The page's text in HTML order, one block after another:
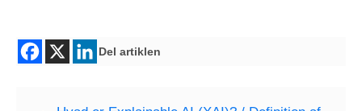
Del artiklen